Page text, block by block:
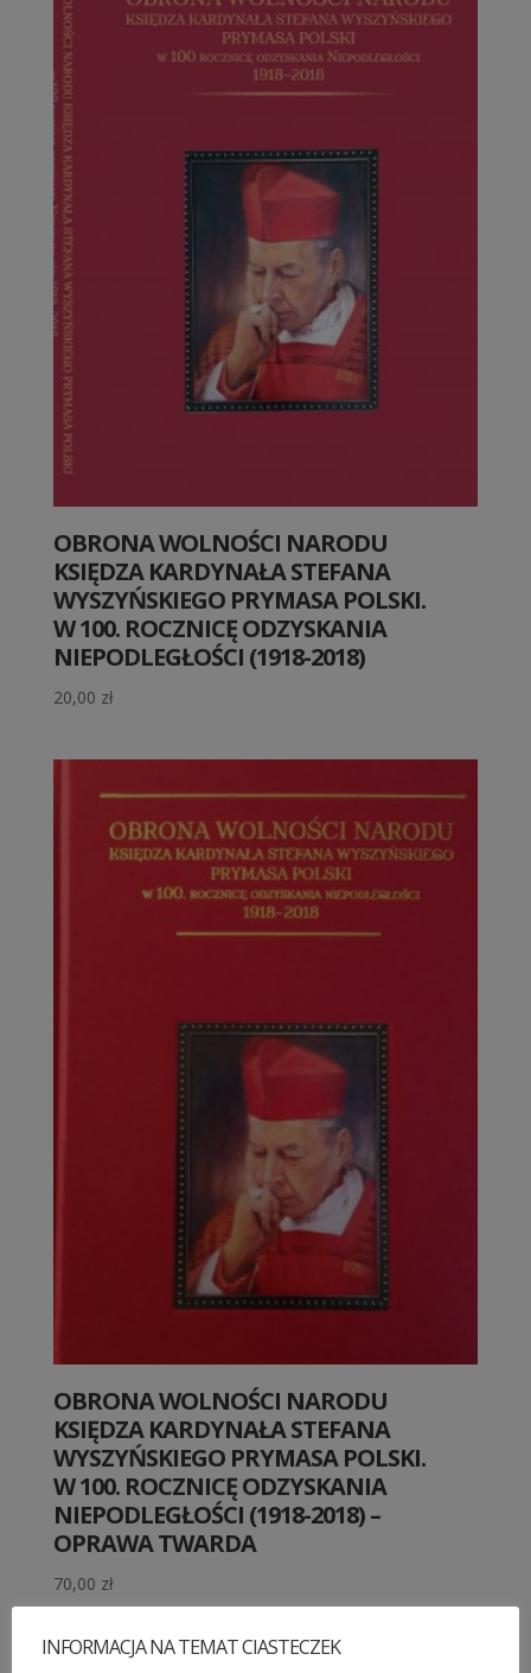
OBRONA WOLNOŚCI NARODU
KSIĘDZA KARDYNAŁA STEFANA
WYSZYŃSKIEGO PRYMASA POLSKI.
W 100. ROCZNICĘ ODZYSKANIA
NIEPODLEGŁOŚCI (1918-2018)
20,00 zł
OBRONA WOLNOŚCI NARODU
KSIĘDZA KARDYNAŁA STEFANA
WYSZYŃSKIEGO PRYMASA POLSKI.
W 100. ROCZNICĘ ODZYSKANIA
NIEPODLEGŁOŚCI (1918-2018) –
OPRAWA TWARDA
70,00 zł
INFORMACJA NA TEMAT CIASTECZEK